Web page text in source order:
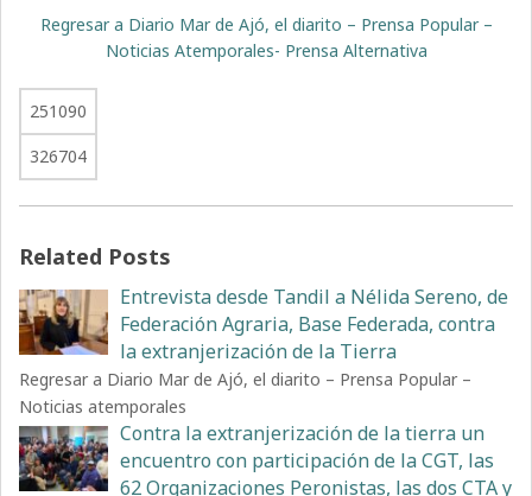
Regresar a Diario Mar de Ajó, el diarito – Prensa Popular –
Noticias Atemporales- Prensa Alternativa
251090
326704
Related Posts
Entrevista desde Tandil a Nélida Sereno, de
Federación Agraria, Base Federada, contra
la extranjerización de la Tierra
Regresar a Diario Mar de Ajó, el diarito – Prensa Popular –
Noticias atemporales
Contra la extranjerización de la tierra un
encuentro con participación de la CGT, las
62 Organizaciones Peronistas, las dos CTA y